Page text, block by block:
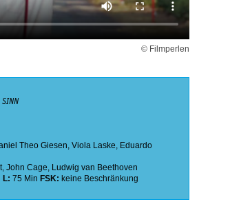
© Filmperlen
SINN
Theo Giesen, Viola Laske, Eduardo
, John Cage, Ludwig van Beethoven
L: 75 Min FSK: keine Beschränkung